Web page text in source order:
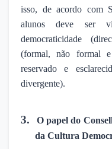
isso, de acordo com
alunos deve ser
democraticidade
(formal, não formal
reservado e
divergente).
3.
O papel do
da Cultura